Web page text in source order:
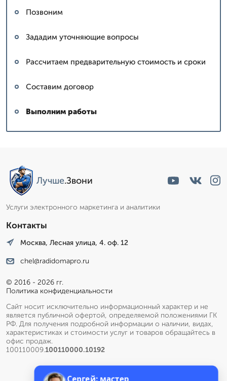
Позвоним
Зададим уточняющие вопросы
Рассчитаем предварительную стоимость и сроки
Составим договор
Выполним работы
Лучше.Звони
Услуги электронного маркетинга и аналитики
Контакты
Москва, Лесная улица, 4. оф. 12
chel@radidomapro.ru
© 2016 - 2026 гг.
Политика конфиденциальности
Сайт носит исключительно информационный характер и не
является публичной офертой, определяемой положениями ГК
РФ. Для получения подробной информации о наличии, видах,
характеристиках и стоимости услуг и товаров обращайтесь в
офис продаж.
100110009.100110000.10192
Сергей: мастер